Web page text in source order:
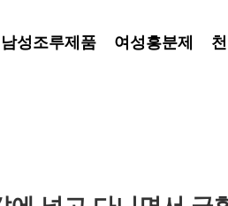
남성조루제품 여성흥분제